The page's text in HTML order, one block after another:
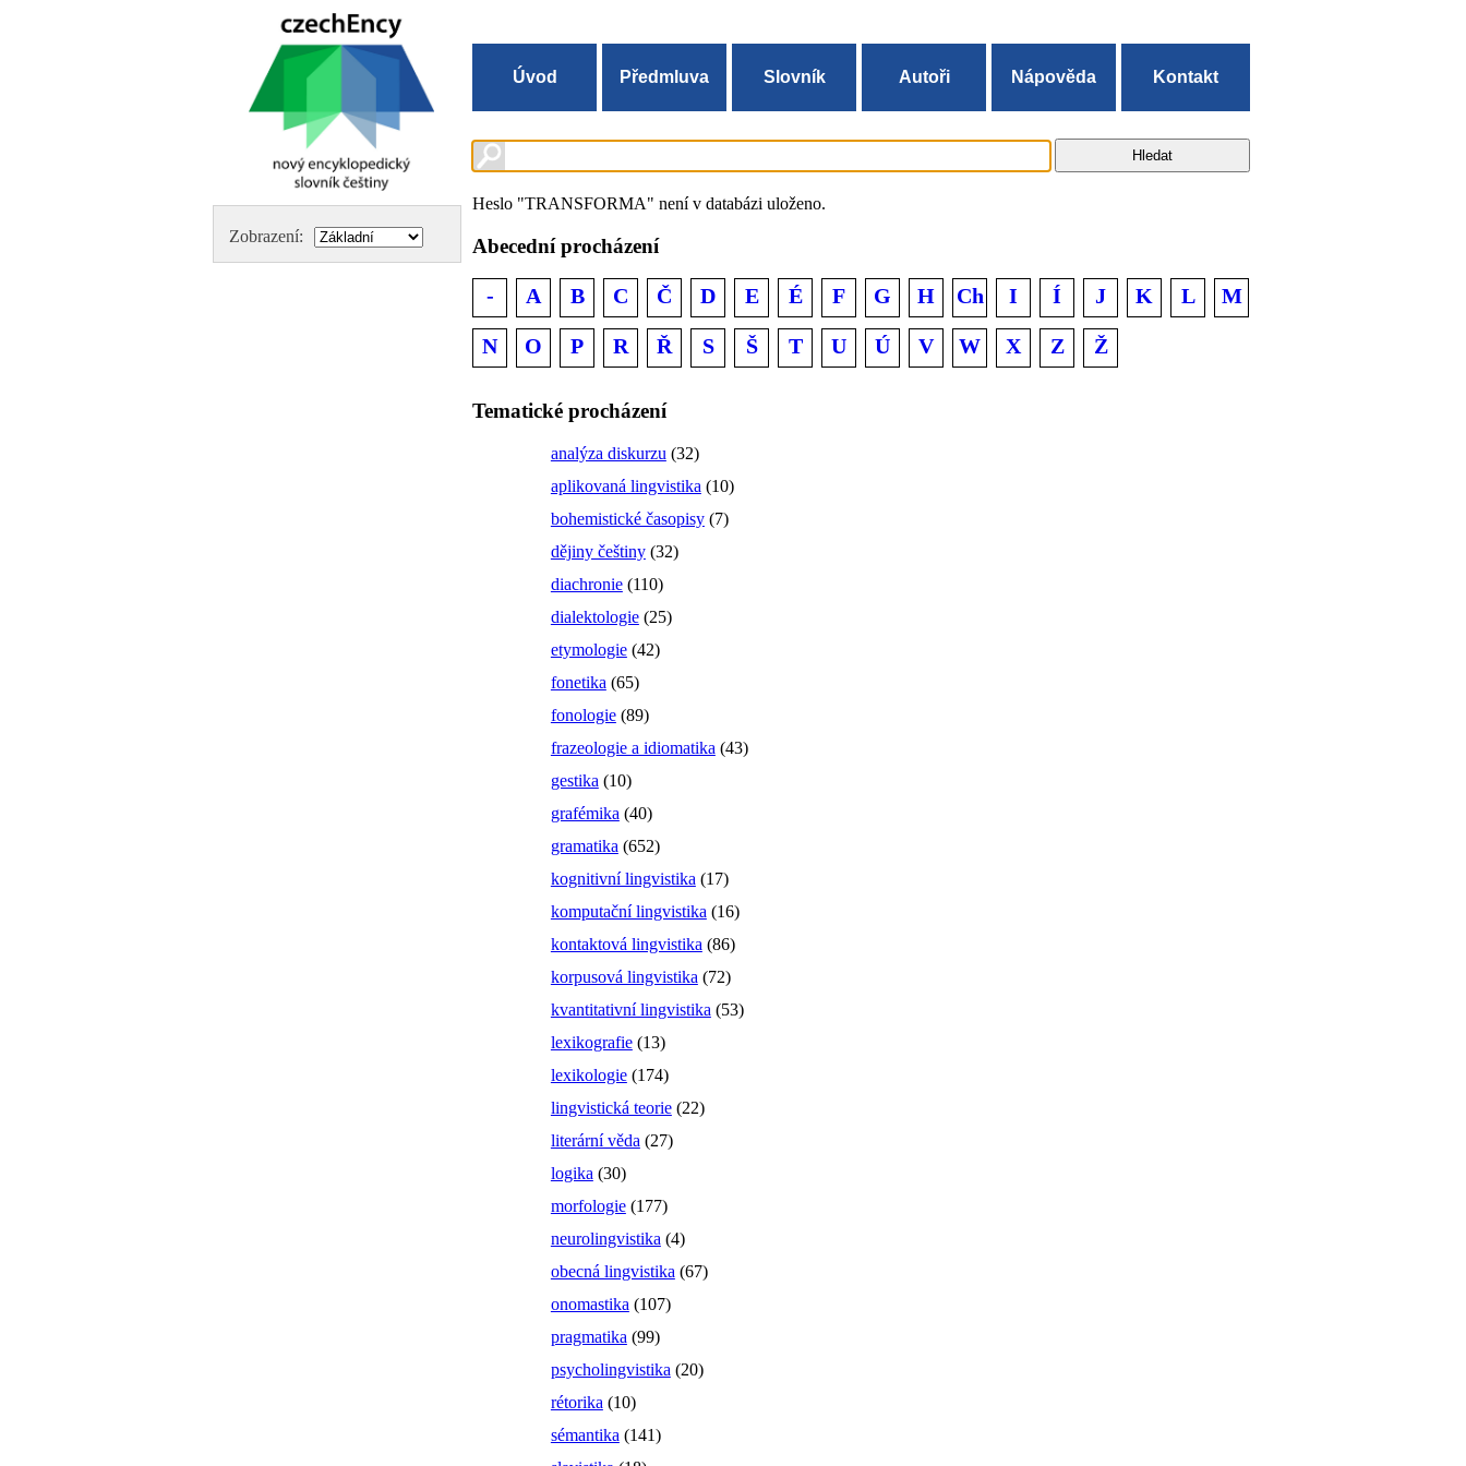
Úvod Předmluva Slovník Autoři Nápověda Kontakt
Heslo "TRANSFORMA" není v databázi uloženo.
Abecední procházení
- A B C Č D E É F G H Ch I Í J K L M
N O P R Ř S Š T U Ú V W X Z Ž
Tematické procházení
analýza diskurzu (32)
aplikovaná lingvistika (10)
bohemistické časopisy(7)
dějiny češtiny(32)
diachronie(110)
dialektologie(25)
etymologie(42)
fonetika (65)
fonologie(89)
frazeologie a idiomatika (43)
gestika (10)
grafémika (40)
gramatika (652)
kognitivní lingvistika (17)
komputační lingvistika (16)
kontaktová lingvistika (86)
korpusová lingvistika (72)
kvantitativní lingvistika (53)
lexikografie(13)
lexikologie(174)
lingvistická teorie(22)
literární věda (27)
logika (30)
morfologie(177)
neurolingvistika (4)
obecná lingvistika (67)
onomastika (107)
pragmatika (99)
psycholingvistika (20)
rétorika (10)
sémantika (141)
Zobrazení: